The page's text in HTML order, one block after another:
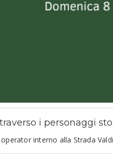
i personaggi
interno alla Strada